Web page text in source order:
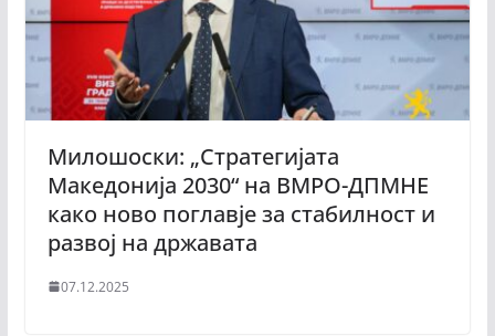
Милошоски: „Стратегијата
Македонија 2030“ на ВМРО-ДПМНЕ
како ново поглавје за стабилност и
развој на државата
07.12.2025